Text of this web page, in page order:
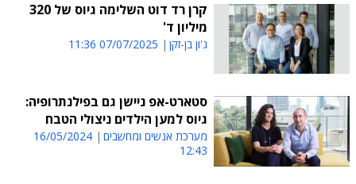
קרן רד דוט השלימה גיוס של 320
מיליון ד'
ג'ון בן-זקן 07/07/2025 11:36
סטארט-אפ ניישן גם בפילנתרופיה:
גיוס למען הילדים ניצולי הטבח
מערכת אנשים ומחשבים
16/05/2024
12:43